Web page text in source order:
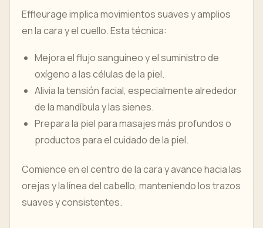
Effleurage implica movimientos suaves y amplios
en la cara y el cuello. Esta técnica:
Mejora el flujo sanguíneo y el suministro de
oxígeno a las células de la piel.
Alivia la tensión facial, especialmente alrededor
de la mandíbula y las sienes.
Prepara la piel para masajes más profundos o
productos para el cuidado de la piel.
Comience en el centro de la cara y avance hacia las
orejas y la línea del cabello, manteniendo los trazos
suaves y consistentes.